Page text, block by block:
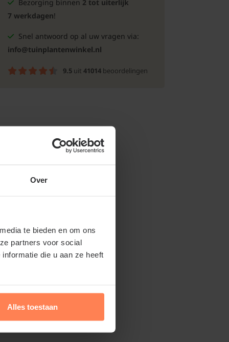
Over
te bieden en om ons
partners voor social
die u aan ze heeft
Alles toestaan
Bezorging binnen 2 tot uiterlijk
7 werkdagen!
Snel antwoord op al uw vragen via:
info@tuinplantenwinkel.nl
9.5 uit 41014 beoordelingen